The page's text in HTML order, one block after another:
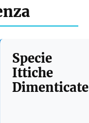
Specie
Ittiche
Dimenticate